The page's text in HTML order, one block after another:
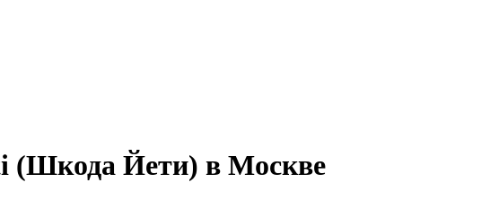
(Шкода Йети) в Москве